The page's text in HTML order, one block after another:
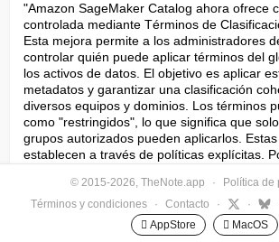
"Amazon SageMaker Catalog ahora ofrece
controlada mediante Términos de
Esta mejora permite a los administradores
controlar quién puede aplicar términos del
los activos de datos. El objetivo es aplicar
metadatos y garantizar una clasificación
diversos equipos y dominios. Los términos
como "restringidos", lo que significa que
grupos autorizados pueden aplicarlos.
establecen a través de políticas explícitas.
"Vendedor-MCF" o "PII" para reflejar las
de datos. Solo los miembros designados
grupos de administradores de confianza,
utilizar estos términos restringidos para la
© 2015-2026, TheNote.app · Política de
Términos y condiciones
· Contacto · ·
 AppStore
 MacOS